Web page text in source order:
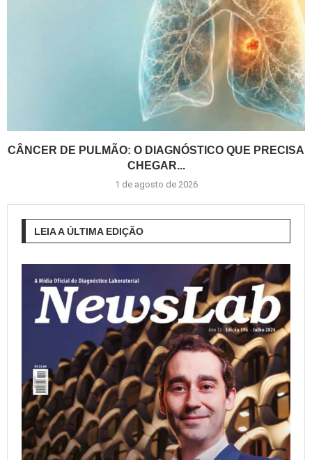
CÂNCER DE PULMÃO: O DIAGNÓSTICO QUE PRECISA
CHEGAR...
1 de agosto de 2026
LEIA A ÚLTIMA EDIÇÃO